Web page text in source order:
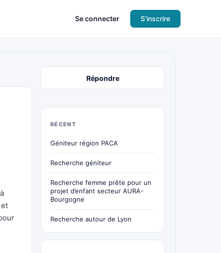
Se connecter S'inscrire
Répondre
RÉCENT
Géniteur région PACA
Recherche géniteur
Recherche femme prête pour un
projet d’enfant secteur AURA-
Bourgogne
Recherche autour de Lyon